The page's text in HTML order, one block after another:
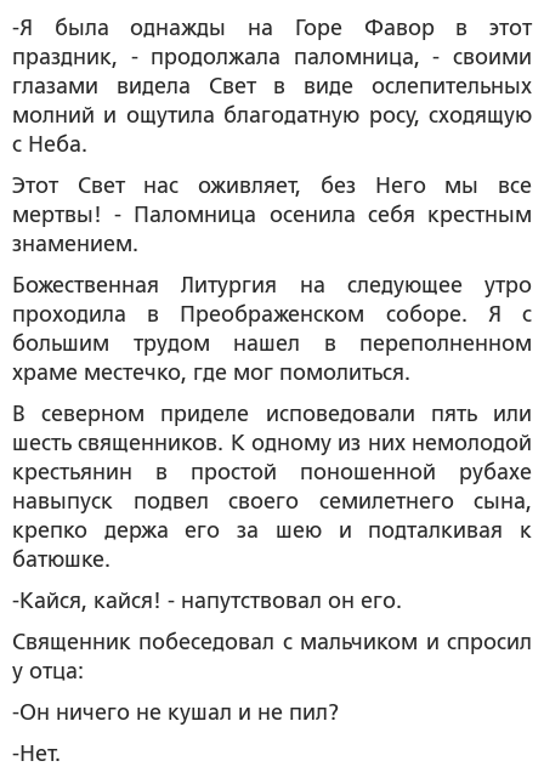
-Я была однажды на Горе Фавор в этот
праздник, - продолжала паломница, - своими
глазами видела Свет в виде ослепительных
молний и ощутила благодатную росу, сходящую
с Неба.
Этот Свет нас оживляет, без Него мы все
мертвы! - Паломница осенила себя крестным
знамением.
Божественная Литургия на следующее утро
проходила в Преображенском соборе. Я с
большим трудом нашел в переполненном
храме местечко, где мог помолиться.
В северном приделе исповедовали пять или
шесть священников. К одному из них немолодой
крестьянин в простой поношенной рубахе
навыпуск подвел своего семилетнего сына,
крепко держа его за шею и подталкивая к
батюшке.
-Кайся, кайся! - напутствовал он его.
Священник побеседовал с мальчиком и спросил
у отца:
-Он ничего не кушал и не пил?
-Нет.